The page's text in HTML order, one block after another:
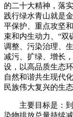
的二十大精神，落
践行绿水青山就是
平保护、重点攻坚
束和内生动力、“双
调整、污染治理、
减污、扩绿、增长
设，以高品质生态
自然和谐共生现代
民族伟大复兴的生态
主要目标是：到
染物排放总量持续